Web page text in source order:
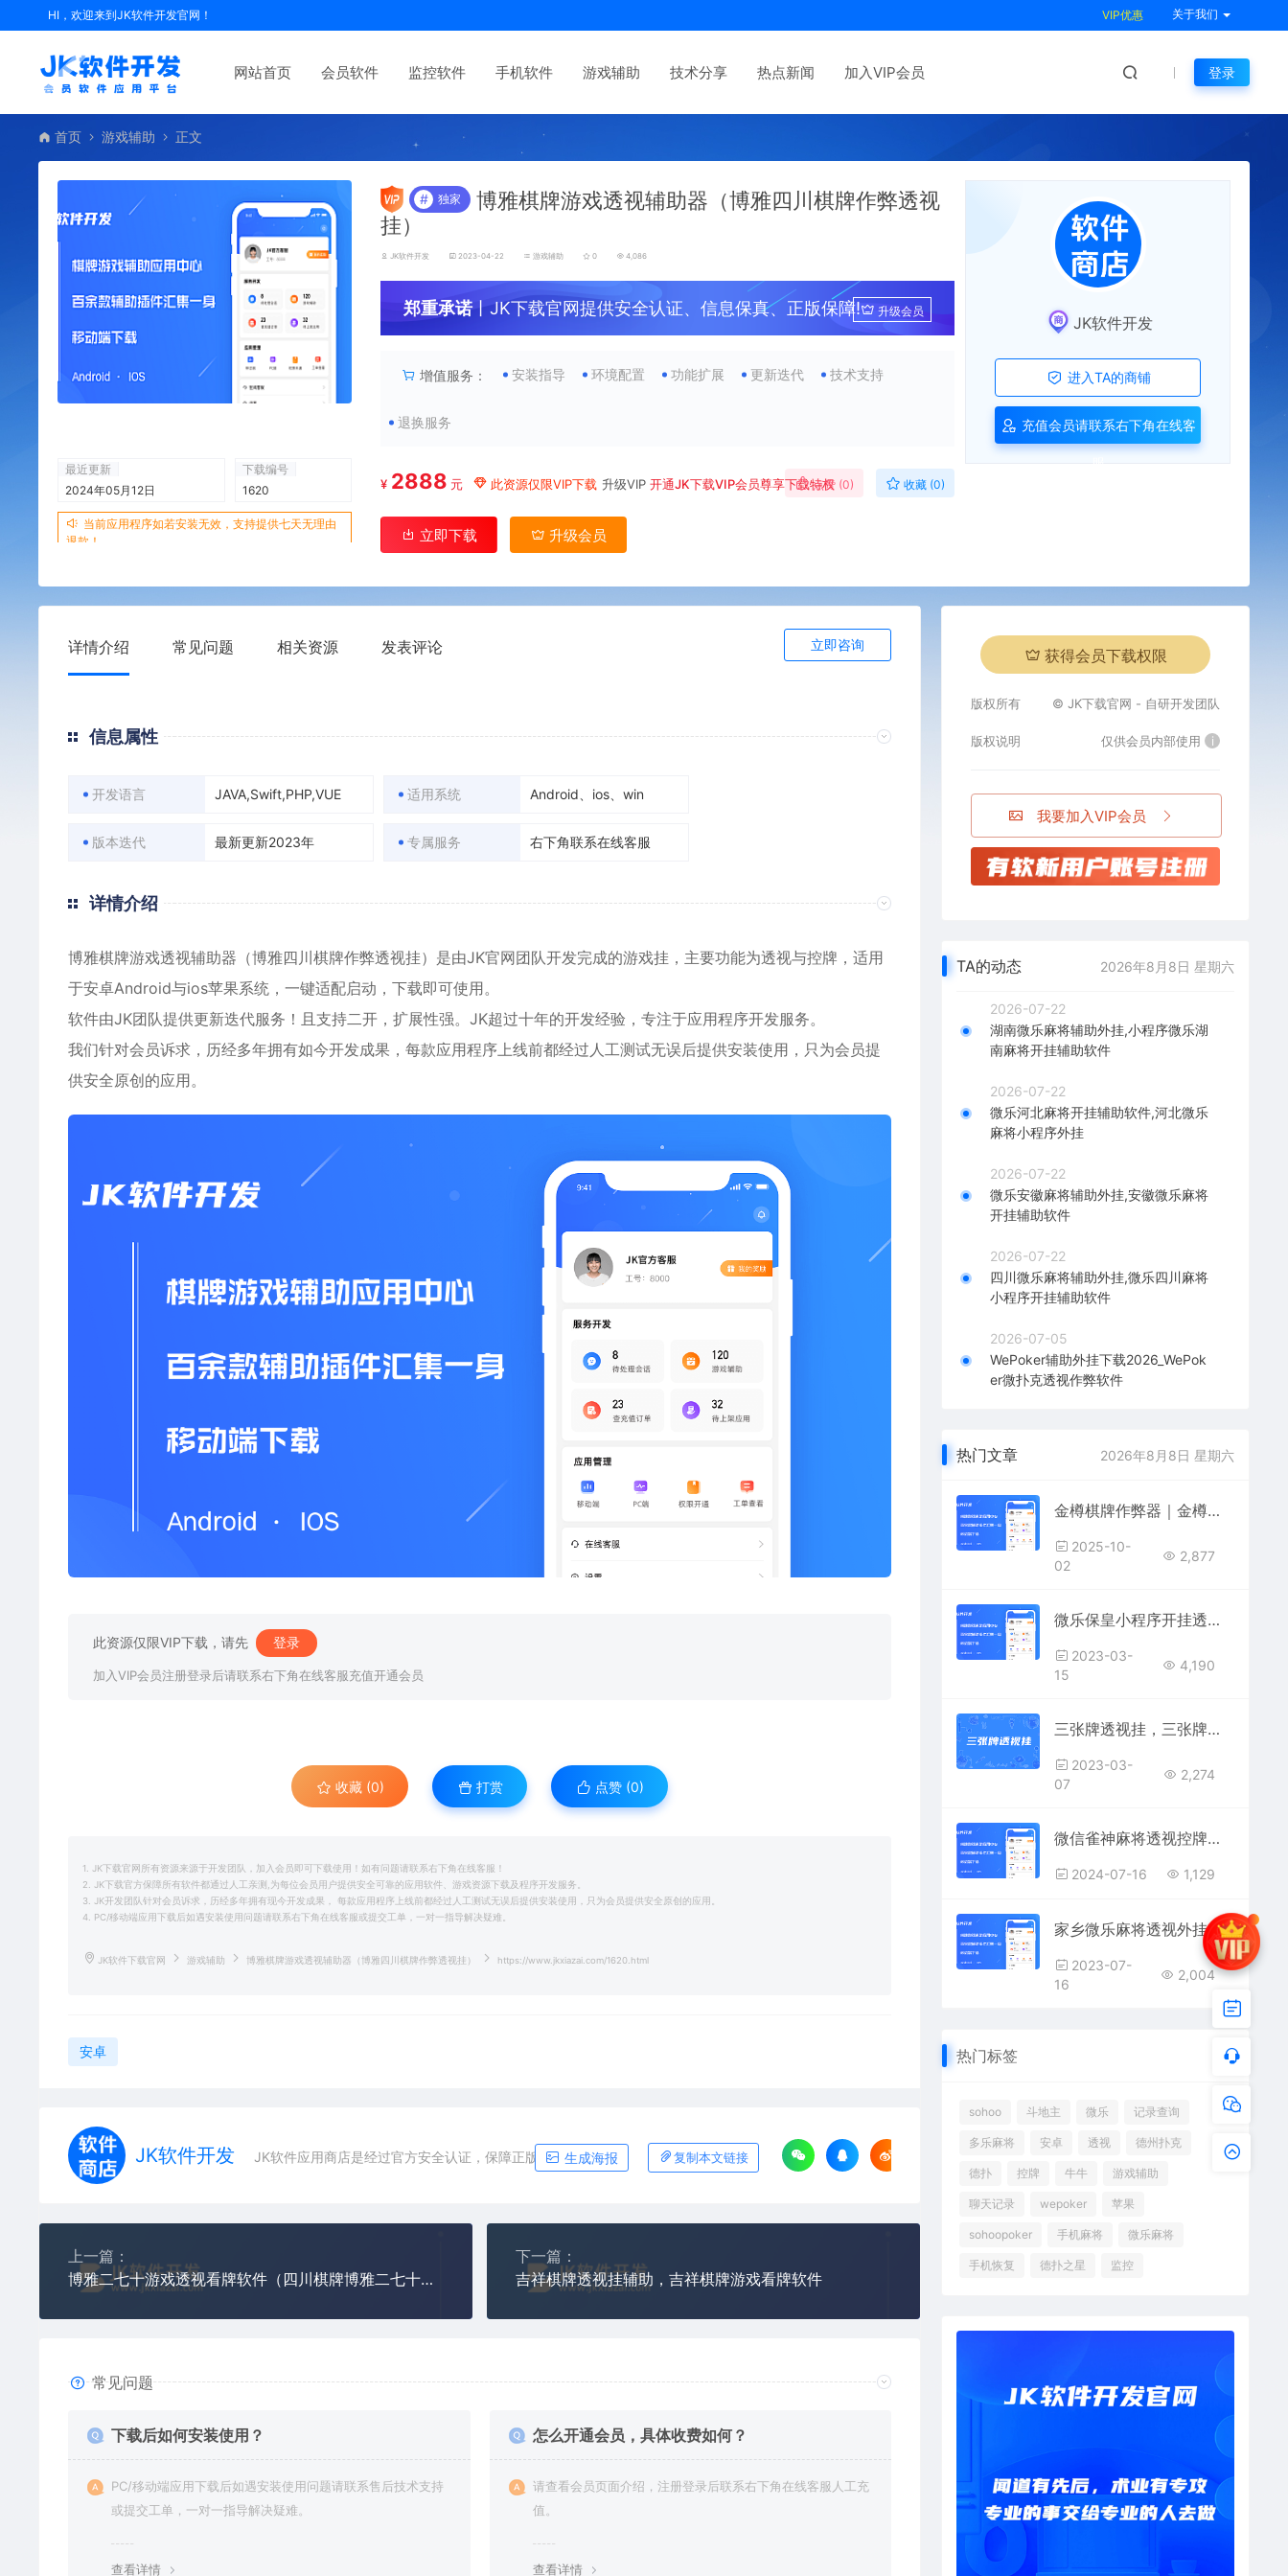
HI，欢迎来到JK软件开发官网！ VIP优惠 关于我们
网站首页 会员软件 监控软件 手机软件 游戏辅助 技术分享 热点新闻 加入VIP会员 登录
首页 游戏辅助 正文
最近更新
2024年05月12日
下载编号
1620
当前应用程序如若安装无效，支持提供七天无理由
退款！
# 独家
博雅棋牌游戏透视辅助器（博雅四川棋牌作弊透视
挂）
JK软件开发 2023-04-22 游戏辅助 0 4,086
郑重承诺丨JK下载官网提供安全认证、信息保真、正版保障! 升级会员
增值服务： 安装指导 环境配置 功能扩展 更新迭代 技术支持
退换服务
¥ 2888 元 此资源仅限VIP下载 升级VIP 开通JK下载VIP会员尊享下载特权
点赞 (0) 收藏 (0)
立即下载 升级会员
JK软件开发
进入TA的商铺
充值会员请联系右下角在线客
详情介绍 常见问题 相关资源 发表评论 立即咨询
信息属性
开发语言 JAVA,Swift,PHP,VUE 适用系统 Android、ios、win
版本迭代 最新更新2023年 专属服务 右下角联系在线客服
详情介绍
博雅棋牌游戏透视辅助器（博雅四川棋牌作弊透视挂）是由JK官网团队开发完成的游戏挂，主要功能为透视与控牌，适用
于安卓Android与ios苹果系统，一键适配启动，下载即可使用。
软件由JK团队提供更新迭代服务！且支持二开，扩展性强。JK超过十年的开发经验，专注于应用程序开发服务。
我们针对会员诉求，历经多年拥有如今开发成果，每款应用程序上线前都经过人工测试无误后提供安装使用，只为会员提
供安全原创的应用。
此资源仅限VIP下载，请先 登录
加入VIP会员注册登录后请联系右下角在线客服充值开通会员
收藏 (0) 打赏 点赞 (0)
1. JK下载官网所有资源来源于开发团队，加入会员即可下载使用！如有问题请联系右下角在线客服！
2. JK下载官方保障所有软件都通过人工亲测,为每位会员用户提供安全可靠的应用软件、游戏资源下载及程序开发服务。
3. JK开发团队针对会员诉求，历经多年拥有现今开发成果， 每款应用程序上线前都经过人工测试无误后提供安装使用，只为会员提供安全原创的应用。
4. PC/移动端应用下载后如遇安装使用问题请联系右下角在线客服或提交工单，一对一指导解决疑难。
JK软件下载官网 游戏辅助 博雅棋牌游戏透视辅助器（博雅四川棋牌作弊透视挂） https://www.jkxiazai.com/1620.html
安卓
JK软件开发 JK软件应用商店是经过官方安全认证，保障正版软件平台生成海报 复制本文链接
上一篇：
博雅二七十游戏透视看牌软件（四川棋牌博雅二七十透视辅助器）
下一篇：
吉祥棋牌透视挂辅助，吉祥棋牌游戏看牌软件
常见问题
下载后如何安装使用？
PC/移动端应用下载后如遇安装使用问题请联系售后技术支持
或提交工单，一对一指导解决疑难。
查看详情
怎么开通会员，具体收费如何？
请查看会员页面介绍，注册登录后联系右下角在线客服人工充
值。
查看详情
获得会员下载权限
版权所有 © JK下载官网 - 自研开发团队
版权说明 仅供会员内部使用 i
我要加入VIP会员
TA的动态 2026年8月8日 星期六
2026-07-22
湖南微乐麻将辅助外挂,小程序微乐湖
南麻将开挂辅助软件
2026-07-22
微乐河北麻将开挂辅助软件,河北微乐
麻将小程序外挂
2026-07-22
微乐安徽麻将辅助外挂,安徽微乐麻将
开挂辅助软件
2026-07-22
四川微乐麻将辅助外挂,微乐四川麻将
小程序开挂辅助软件
2026-07-05
WePoker辅助外挂下载2026_WePok
er微扑克透视作弊软件
热门文章 2026年8月8日 星期六
金樽棋牌作弊器｜金樽炸金花透视外挂｜金樽跑得快AI控牌｜金樽麻将必赢辅助
2025-10-
02
2,877
微乐保皇小程序开挂透视软件，告诉你微乐保皇小程序怎么样开挂
2023-03-
15
4,190
三张牌透视挂，三张牌看别人牌软件
2023-03-
07
2,274
微信雀神麻将透视控牌辅助器,广东雀神麻将必赢挂
2024-07-16 1,129
家乡微乐麻将透视外挂,家乡微乐麻将看牌辅助器
2023-07-
16
2,004
热门标签
sohoo 斗地主 微乐 记录查询
多乐麻将 安卓 透视 德州扑克
德扑 控牌 牛牛 游戏辅助
聊天记录 wepoker 苹果
sohoopoker 手机麻将 微乐麻将
手机恢复 德扑之星 监控